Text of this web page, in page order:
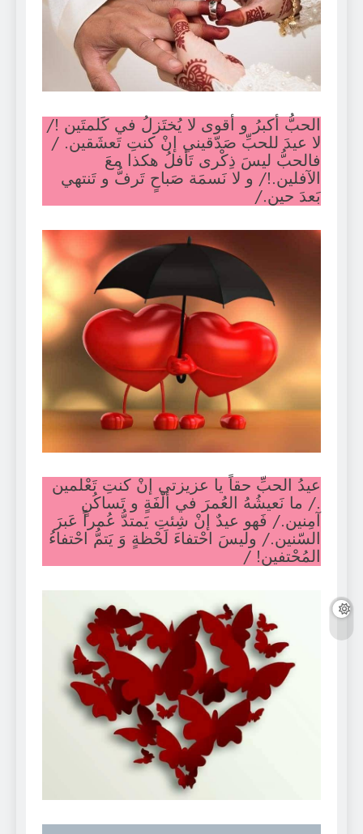
الحبُّ أكبرُ و أقوى لا يُختَزلُ في كَلمتَين !/
لا عيدَ للحبِّ صَدّقيني إنْ كنتِ تَعشَقين. /
فالحبُّ ليسَ ذِكْرى تَأفلُ هكذا معَ
الآفلين.!/ و لا نَسمَة صَباحٍ تَرفُّ و تَنتهي
بَعدَ حين./
عيدُ الحبِّ حقاً يا عزيزتي إنْ كنتِ تَعْلمين
./ ما نَعيشُهُ العُمرَ في ألْفَةٍ و تَساكُنٍ
آمِنين./ فَهو عيدٌ إنْ شِئتِ يَمتدُّ عُمراً عَبرَ
السّنين./ وليسَ احْتفاءَ لَحْظةٍ وَ يَتمُّ احْتفاءُ
المُحْتفين! /